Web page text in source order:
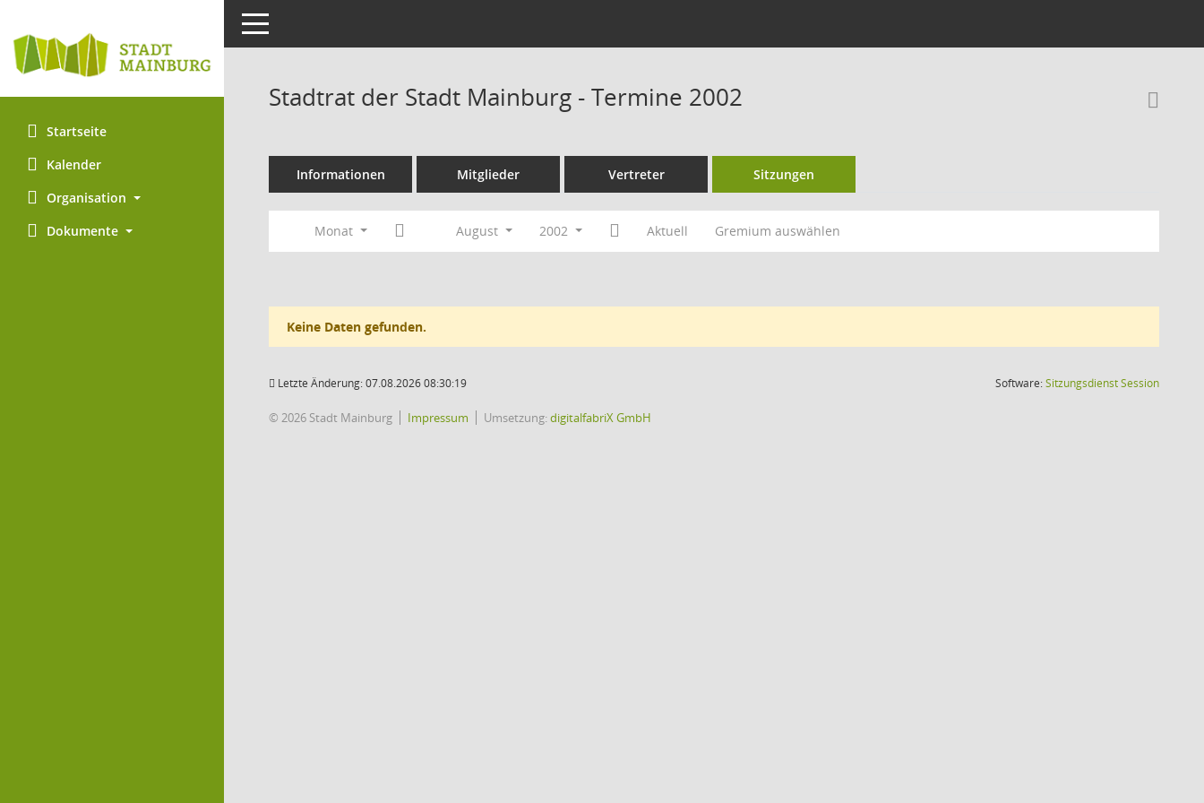
Startseite
Kalender
Organisation
Dokumente
Toggle navigation
Stadtrat der Stadt Mainburg - Termine 2002
Informationen Mitglieder Vertreter Sitzungen
Monat August 2002 Aktuell Gremium auswählen
Keine Daten gefunden.
Letzte Änderung: 07.08.2026 08:30:19 Software:SitzungsdienstSession(Wird in
© 2026 Stadt Mainburg Impressum Umsetzung:digitalfabriX GmbH